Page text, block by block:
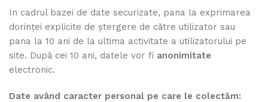
In cadrul bazei de date securizate, pana la exprimarea
dorinței explicite de ștergere de către utilizator sau
pana la 10 ani de la ultima activitate a utilizatorului pe
site. După cei 10 ani, datele vor fi anonimitate
electronic.
Date având caracter personal pe care le colectăm: